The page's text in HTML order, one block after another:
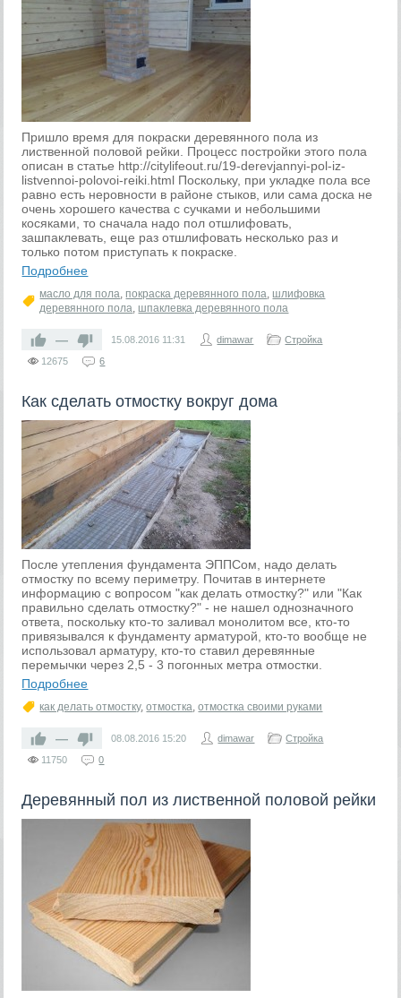
Пришло время для покраски деревянного пола из
лиственной половой рейки. Процесс постройки этого пола
описан в статье http://citylifeout.ru/19-derevjannyi-pol-iz-
listvennoi-polovoi-reiki.html Поскольку, при укладке пола все
равно есть неровности в районе стыков, или сама доска не
очень хорошего качества с сучками и небольшими
косяками, то сначала надо пол отшлифовать,
зашпаклевать, еще раз отшлифовать несколько раз и
только потом приступать к покраске.
Подробнее
масло для пола, покраска деревянного пола, шлифовка
деревянного пола, шпаклевка деревянного пола
— 15.08.2016 11:31 dimawar
Стройка
12675
6
Как сделать отмостку вокруг дома
После утепления фундамента ЭППСом, надо делать
отмостку по всему периметру. Почитав в интернете
информацию с вопросом "как делать отмостку?" или "Как
правильно сделать отмостку?" - не нашел однозначного
ответа, поскольку кто-то заливал монолитом все, кто-то
привязывался к фундаменту арматурой, кто-то вообще не
использовал арматуру, кто-то ставил деревянные
перемычки через 2,5 - 3 погонных метра отмостки.
Подробнее
как делать отмостку,отмостка,отмостка своими руками
— 08.08.2016 15:20 dimawar
Стройка
11750
0
Деревянный пол из лиственной половой рейки